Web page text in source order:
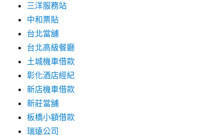
三洋服務站
中和票貼
台北當舖
台北高級餐廳
土城機車借款
彰化酒店經紀
新店機車借款
新莊當舖
板橋小額借款
瑞遠公司